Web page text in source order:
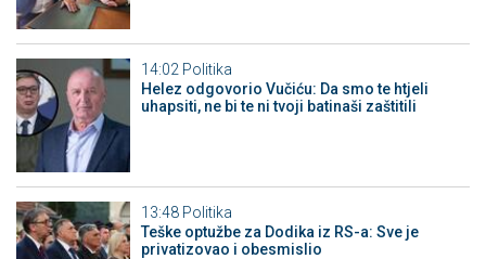
14:02 Politika
Helez odgovorio Vučiću: Da smo te htjeli
uhapsiti, ne bi te ni tvoji batinaši zaštitili
13:48 Politika
Teške optužbe za Dodika iz RS-a: Sve je
privatizovao i obesmislio